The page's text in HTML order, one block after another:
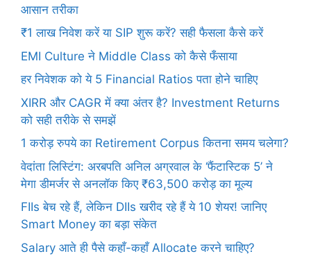
आसान तरीका
₹1 लाख निवेश करें या SIP शुरू करें? सही फैसला कैसे करें
EMI Culture ने Middle Class को कैसे फँसाया
हर निवेशक को ये 5 Financial Ratios पता होने चाहिए
XIRR और CAGR में क्या अंतर है? Investment Returns
को सही तरीके से समझें
1 करोड़ रुपये का Retirement Corpus कितना समय चलेगा?
वेदांता लिस्टिंग: अरबपति अनिल अग्रवाल के ‘फैंटास्टिक 5’ ने
मेगा डीमर्जर से अनलॉक किए ₹63,500 करोड़ का मूल्य
FIIs बेच रहे हैं, लेकिन DIIs खरीद रहे हैं ये 10 शेयर! जानिए
Smart Money का बड़ा संकेत
Salary आते ही पैसे कहाँ-कहाँ Allocate करने चाहिए?